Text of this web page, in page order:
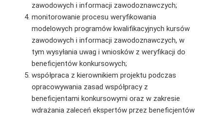
zawodowych i informacji zawodoznawczych;
monitorowanie procesu weryfikowania
modelowych programów kwalifikacyjnych kursów
zawodowych i informacji zawodoznawczych, w
tym wysyłania uwag i wniosków z weryfikacji do
beneficjentów konkursowych;
współpraca z kierownikiem projektu podczas
opracowywania zasad współpracy z
beneficjentami konkursowymi oraz w zakresie
wdrażania zaleceń ekspertów przez beneficjentów